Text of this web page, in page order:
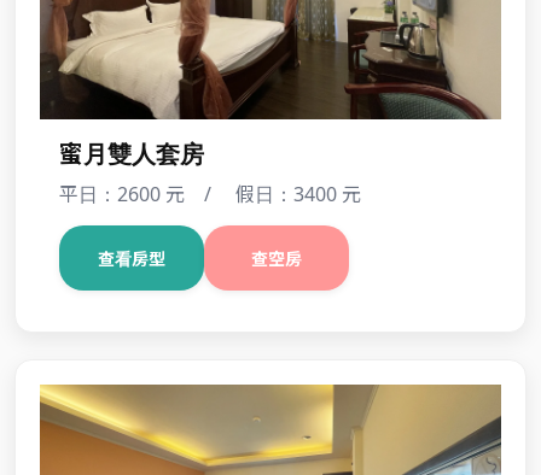
查看房型 查空房
蜜月雙人套房